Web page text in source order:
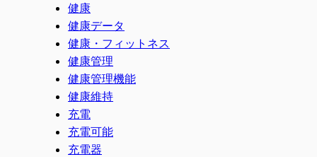
健康
健康データ
健康・フィットネス
健康管理
健康管理機能
健康維持
充電
充電可能
充電器